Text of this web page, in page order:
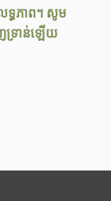
ទ្ធភាព។ សូម
រាន់ឡើយ